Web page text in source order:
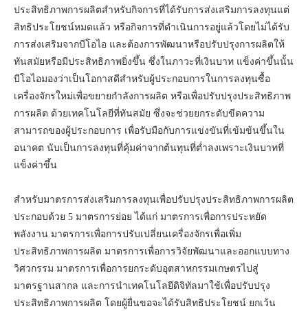
ประสิทธิภาพการผลิตสำหรับกิจการที่ได้รับการส่งเสริมการลงทุนแต่
สิทธิประโยชน์หมดแล้ว หรือกิจการที่ดำเนินการอยู่แล้วโดยไม่ได้รับ
การส่งเสริมจากบีโอไอ และต้องการพัฒนาหรือปรับปรุงการผลิตให้
ทันสมัยหรือมีประสิทธิภาพยิ่งขึ้น ซึ่งในภาวะที่เงินบาท แข็งค่าขึ้นนั้น
บีโอไอมองว่าเป็นโอกาสดีสำหรับผู้ประกอบการในการลงทุนซื้อ
เครื่องจักรใหม่เพื่อขยายกำลังการผลิต หรือเพื่อปรับปรุงประสิทธิภาพ
การผลิต ด้วยเทคโนโลยีที่ทันสมัย ซึ่งจะช่วยยกระดับขีดความ
สามารถของผู้ประกอบการ เพื่อรับมือกับการแข่งขันที่เข้มข้นขึ้นใน
อนาคต นับเป็นการลงทุนที่คุ้มค่าจากต้นทุนที่ต่ำลงเพราะเงินบาทที่
แข็งค่าขึ้น
สำหรับมาตรการส่งเสริมการลงทุนเพื่อปรับปรุงประสิทธิภาพการผลิต
ประกอบด้วย 5 มาตรการย่อย ได้แก่ มาตรการเพื่อการประหยัด
พลังงาน มาตรการเพื่อการปรับเปลี่ยนเครื่องจักรเพื่อเพิ่ม
ประสิทธิภาพการผลิต มาตรการเพื่อการวิจัยพัฒนาและออกแบบทาง
วิศวกรรม มาตรการเพื่อการยกระดับอุตสาหกรรมเกษตรไปสู่
มาตรฐานสากล และการนำเทคโนโลยีดิจิทัลมาใช้เพื่อปรับปรุง
ประสิทธิภาพการผลิต โดยผู้ยื่นขอจะได้รับสิทธิประโยชน์ ยกเว้น